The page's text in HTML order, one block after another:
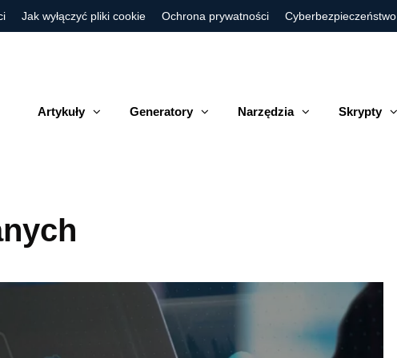
Jak wyłączyć pliki cookie Ochrona prywatności Cyberbezpieczeństwo
Artykuły Generatory Narzędzia Skrypty